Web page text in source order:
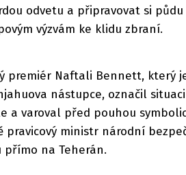
odvetu a připravovat si
výzvám ke klidu zbraní.
premiér Naftali Bennett, který
nástupce, označil
a varoval před pouhou
pravicový ministr národní
přímo na Teherán.